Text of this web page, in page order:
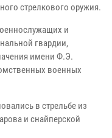
стрелкового оружия.
и
гвардии,
имени Ф.Э.
военных
в стрельбе из
и снайперской